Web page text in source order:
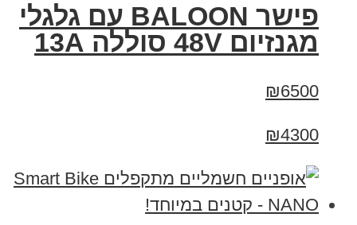
פישר BALOON עם גלגלי
מגנזיום 48V סוללה 13A
₪6500
₪4300